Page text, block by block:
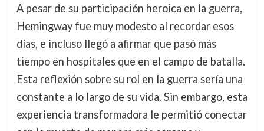
A pesar de su participación heroica en la guerra,
Hemingway fue muy modesto al recordar esos
días, e incluso llegó a afirmar que pasó más
tiempo en hospitales que en el campo de batalla.
Esta reflexión sobre su rol en la guerra sería una
constante a lo largo de su vida. Sin embargo, esta
experiencia transformadora le permitió conectar